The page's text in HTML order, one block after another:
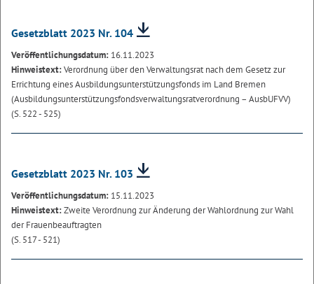
Gesetzblatt 2023 Nr. 104
Veröffentlichungsdatum: 16.11.2023
Hinweistext:Verordnung über den Verwaltungsrat nach dem Gesetz zur
Errichtung eines Ausbildungsunterstützungsfonds im Land Bremen
(Ausbildungsunterstützungsfondsverwaltungsratverordnung – AusbUFVV)
(S. 522 - 525)
Gesetzblatt 2023 Nr. 103
Veröffentlichungsdatum: 15.11.2023
Hinweistext:Zweite Verordnung zur Änderung der Wahlordnung zur Wahl
der Frauenbeauftragten
(S. 517 - 521)